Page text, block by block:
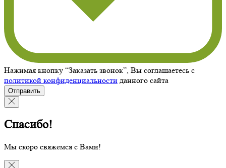
Нажимая кнопку “Заказать звонок”, Вы соглашаетесь с
политикой конфиденциальности данного сайта
Отправить
Спасибо!
Мы скоро свяжемся с Вами!